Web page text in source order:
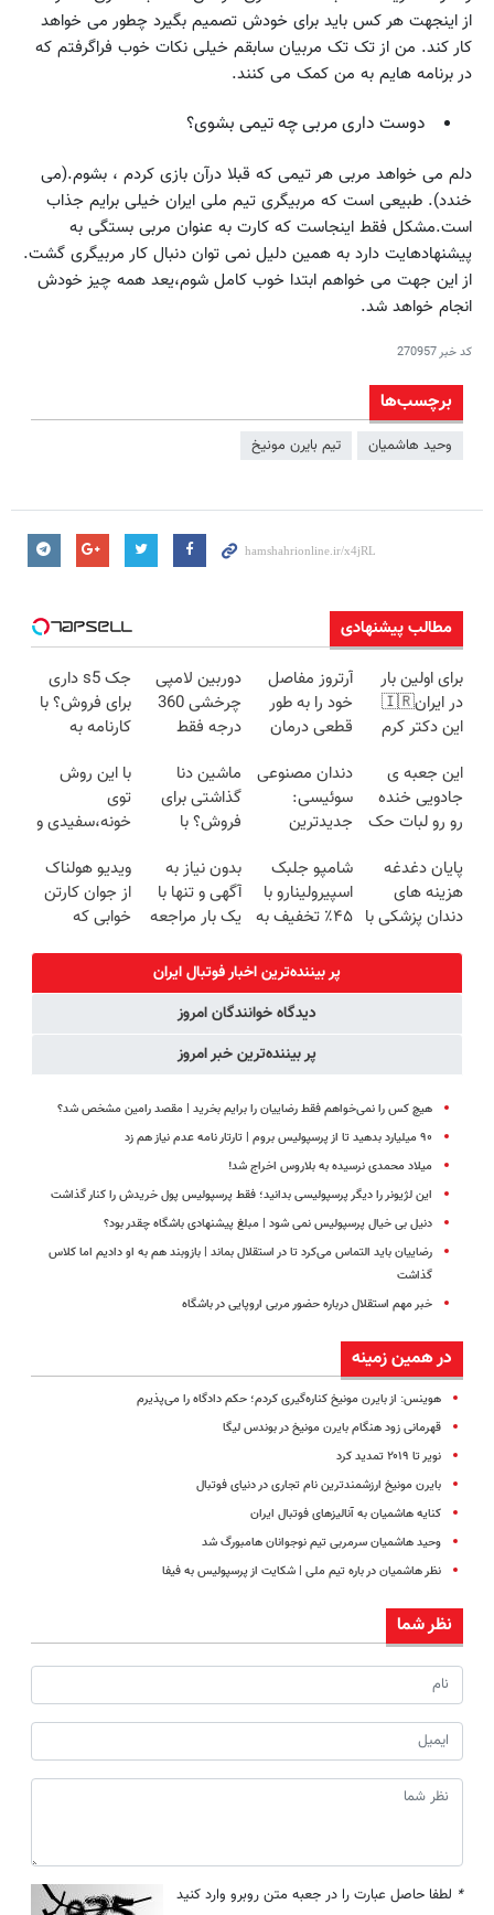
از اینجهت هر کس باید برای خودش تصمیم بگیرد چطور می خواهد
کار کند. من از تک تک مربیان سابقم خیلی نکات خوب فراگرفتم که
در برنامه هایم به من کمک می کنند.
دوست داری مربی چه تیمی بشوی؟
دلم می خواهد مربی هر تیمی که قبلا درآن بازی کردم ، بشوم.(می
خندد). طبیعی است که مربیگری تیم ملی ایران خیلی برایم جذاب
است.مشکل فقط اینجاست که کارت به عنوان مربی بستگی به
پیشنهادهایت دارد به همین دلیل نمی توان دنبال کار مربیگری گشت.
از این جهت می خواهم ابتدا خوب کامل شوم،‌یعد همه چیز خودش
انجام خواهد شد.
کد خبر270957
برچسب‌ها
وحید هاشمیان تیم بایرن مونیخ
مطالب پیشنهادی
برای اولین بار
در ایران🇮🇷
این دکتر کرم
روزه ساخت!
آرتروز مفاصل
خود را به طور
قطعی درمان
◗پرسش‌نامه◖
دوربین لامپی
چرخشی 360
درجه فقط
🔥 پرداخت
درب منزل
جک s5 داری
برای فروش؟ با
کارنامه به
بفروش!
این جعبه ی
جادویی خنده
رو رو لبات حک
خرید40%تخفیف
دندان مصنوعی
سوئیسی:
جدیدترین
سبک و مقاوم |
پرداخت قسطی
ماشین دنا
گذاشتی برای
فروش؟ با
بفروش
با این روش
توی
خونه،سفیدی و
برگردون
(40%off)
پایان دغدغه
هزینه های
دندان پزشکی با
شامپو جلبک
اسپیرولینارو با
۴۵٪ تخفیف به
بده
بدون نیاز به
آگهی و تنها با
یک بار مراجعه
ویدیو هولناک
از جوان کارتن
خوابی که
پر بیننده‌ترین اخبار فوتبال ايران
دیدگاه خوانندگان امروز
پر بیننده‌ترین خبر امروز
هیچ کس را نمی‌خواهم فقط رضاییان را برایم بخرید | مقصد رامین مشخص شد؟
۹۰ میلیارد بدهید تا از پرسپولیس بروم | تارتار نامه عدم نیاز هم زد
میلاد محمدی نرسیده به بلاروس اخراج شد!
این لژیونر را دیگر پرسپولیسی بدانید؛ فقط پرسپولیس پول خریدش را کنار گذاشت
دنیل بی خیال پرسپولیس نمی شود | مبلغ پیشنهادی باشگاه چقدر بود؟
رضاییان باید التماس می‌کرد تا در استقلال بماند | بازوبند هم به او دادیم اما کلاس
گذاشت
خبر مهم استقلال درباره حضور مربی اروپایی در باشگاه
در همین زمینه
هوینس: از بایرن مونیخ کناره‌گیری کردم؛ حکم دادگاه را می‌پذیرم
قهرمانی زود هنگام بایرن مونیخ در بوندس لیگا
نویر تا ۲۰۱۹ تمدید کرد
بایرن مونیخ ارزشمندترین نام تجاری در دنیای فوتبال
کنایه هاشمیان به آنالیزهای فوتبال ایران
وحید هاشمیان سرمربی تیم نوجوانان هامبورگ شد
نظر هاشمیان در باره تیم ملی | شکایت از پرسپولیس به فیفا
نظر شما
* لطفا حاصل عبارت را در جعبه متن روبرو وارد کنید